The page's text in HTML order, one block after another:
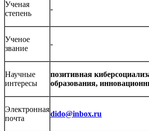
Ученая
степень
-
Ученое
звание
-
Научные
интересы
позитивная
образования,
Электронная
почта
dido@inbox.ru